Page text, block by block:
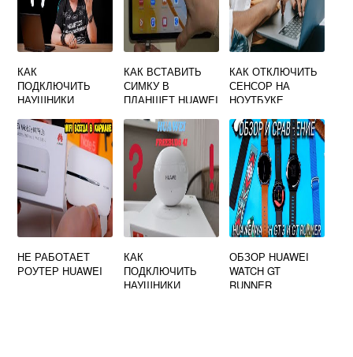
КАК
ПОДКЛЮЧИТЬ
НАУШНИКИ
САМСУНГ К
ТЕЛЕФОНУ
HUAWEI
КАК ВСТАВИТЬ
СИМКУ В
ПЛАНШЕТ HUAWEI
КАК ОТКЛЮЧИТЬ
СЕНСОР НА
НОУТБУКЕ
НЕ РАБОТАЕТ
РОУТЕР HUAWEI
КАК
ПОДКЛЮЧИТЬ
НАУШНИКИ
ОБЗОР HUAWEI
WATCH GT
RUNNER